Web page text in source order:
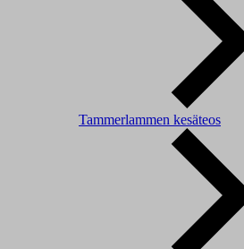
Tammerlammen kesäteos